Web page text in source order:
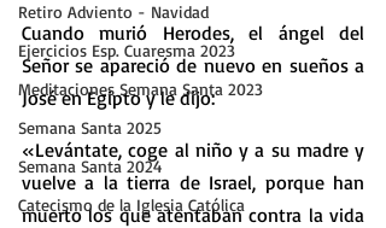
Retiro Adviento - Navidad
Ejercicios Esp. Cuaresma 2023
Meditaciones Semana Santa 2023
Semana Santa 2025
Semana Santa 2024
Catecismo de la Iglesia Católica
Cuando murió Herodes, el ángel del
Señor se apareció de nuevo en sueños a
José en Egipto y le dijo:
«Levántate, coge al niño y a su madre y
vuelve a la tierra de Israel, porque han
muerto los que atentaban contra la vida